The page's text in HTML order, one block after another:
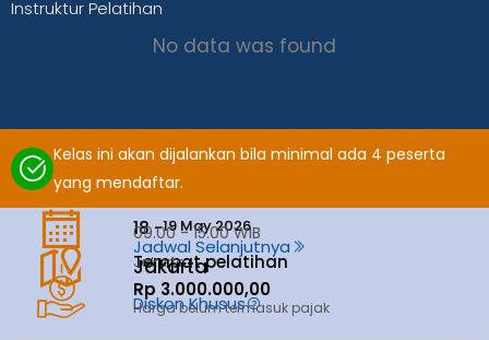
Instruktur Pelatihan
No data was found
Kelas ini akan dijalankan bila minimal ada 4 peserta
yang mendaftar.
18 -19 May 2026
09.00 - 15.00 WIB
Jadwal Selanjutnya
Tempat pelatihan
Jakarta
Jakarta
Rp 3.000.000,00
Diskon Khusus
Harga belum termasuk pajak